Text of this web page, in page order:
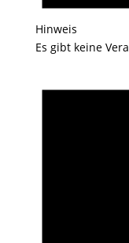
Hinweis
Es gibt keine